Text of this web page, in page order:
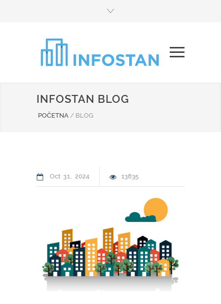
INFOSTAN BLOG
POČETNA / BLOG
Oct 31 2024 13835